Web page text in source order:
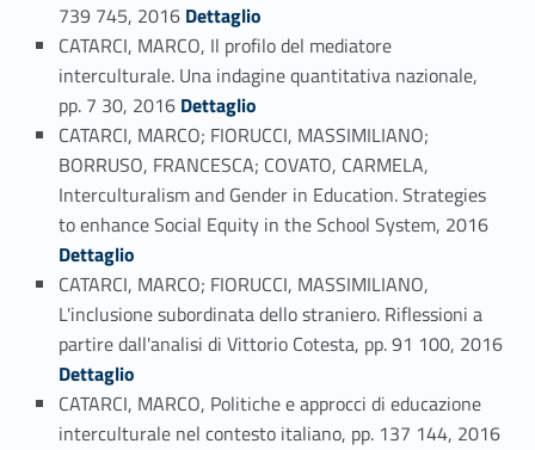
739 745, 2016 Dettaglio
CATARCI, MARCO, Il profilo del mediatore
interculturale. Una indagine quantitativa nazionale,
pp. 7 30, 2016 Link identifier #identifier_person_147041-125
Dettaglio
CATARCI, MARCO; FIORUCCI, MASSIMILIANO;
BORRUSO, FRANCESCA; COVATO, CARMELA,
Interculturalism and Gender in Education. Strategies
to enhance Social Equity in the School System, 2016
Dettaglio
CATARCI, MARCO; FIORUCCI, MASSIMILIANO,
L'inclusione subordinata dello straniero. Riflessioni a
partire dall'analisi di Vittorio Cotesta, pp. 91 100, 2016
Link identifier #identifier_person_73522-127
Dettaglio
CATARCI, MARCO, Politiche e approcci di educazione
interculturale nel contesto italiano, pp. 137 144, 2016